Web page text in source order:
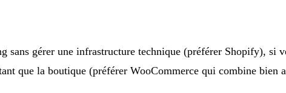
gérer une infrastructure technique (préférer Shopify), si
que la boutique (préférer WooCommerce qui combine bien